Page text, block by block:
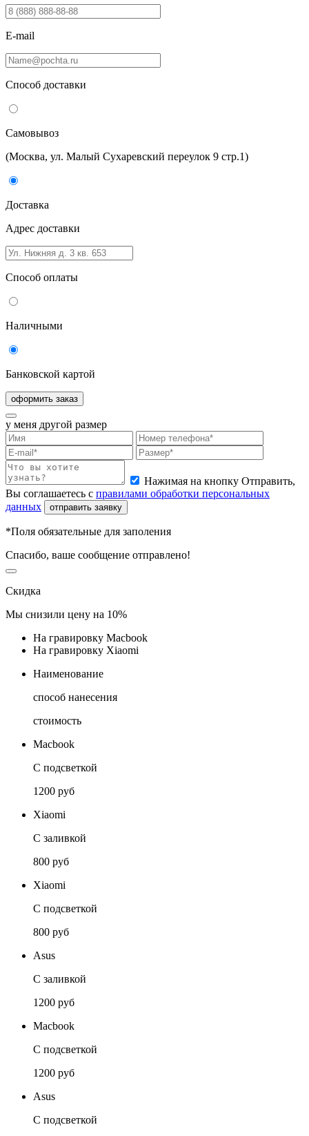
E-mail
Способ доставки
Самовывоз
(Москва, ул. Малый Сухаревский переулок 9 стр.1)
Доставка
Адрес доставки
Способ оплаты
Наличными
Банковской картой
оформить заказ
у меня другой размер
Нажимая на кнопку Отправить,
Вы соглашаетесь с правилами обработки персональных
данных
отправить заявку
*Поля обязательные для заполения
Спасибо, ваше сообщение отправлено!
Скидка
Мы снизили цену на 10%
На гравировку Macbook
На гравировку Xiaomi
Наименование
способ нанесения
стоимость
Macbook
С подсветкой
1200 руб
Xiaomi
С заливкой
800 руб
Xiaomi
С подсветкой
800 руб
Asus
С заливкой
1200 руб
Macbook
С подсветкой
1200 руб
Asus
С подсветкой